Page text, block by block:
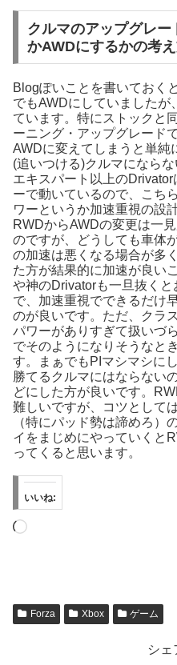
クルマのアップグレ
かAWDにするかの考え
Blogぽいことを書いておく
でもAWDにしていましたが
ています。特にストックと
ーニング・アップグレード
AWDに変えてしまうと単純
(追いつける)クルマになら
エキスパート以上の
ーで動いているので、こち
ワーというか加速重視の設
RWDからAWDの変更は一
のですが、どうしても車体
の加速は悪くなる場合が多
た方が結果的に加速が良い
や神のDrivatorも一旦抜く
で、加速重視でできるだけ
のが良いです。ただ、クラ
パワーがありすぎて扱いづ
でそのようになりそうなと
す。まぁでもPIマシマシに
勝てるクルマにはならない
どにした方が良いです。
難しいですが、コツとして
（特にパッド勢は諦めろ）
イをまじめにやっていくと
ってくると思います。
いいね:
読
Forza Xbox ゲーム
シェ